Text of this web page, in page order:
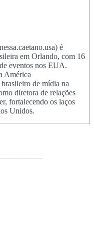
é
em Orlando, com 16
eventos nos EUA.
América
de mídia na
diretora de relações
fortalecendo os laços
Unidos.